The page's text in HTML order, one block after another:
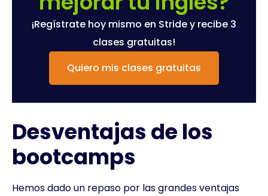
¡Regístrate hoy mismo en Stride y recibe 3
clases gratuitas!
Quiero mis clases gratuitas
Desventajas de los
bootcamps
Hemos dado un repaso por las grandes ventajas